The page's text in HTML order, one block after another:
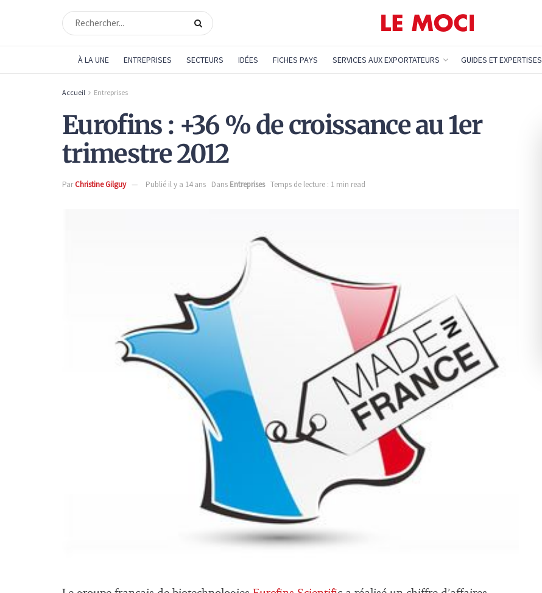
À LA UNE ENTREPRISES SECTEURS IDÉES FICHES PAYS SERVICES AUX EXPORTATEURS GUIDES ET EXPERTISES
Accueil Entreprises
Eurofins : +36 % de croissance au 1er
trimestre 2012
ParChristine Gilguy Publié il y a 14 ans Dans Entreprises Temps de lecture : 1 min read